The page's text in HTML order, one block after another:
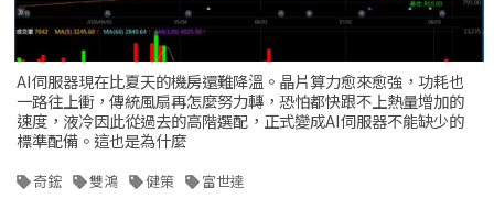
AI伺服器現在比夏天的機房還難降溫。晶片算力愈來愈強，功耗也
一路往上衝，傳統風扇再怎麼努力轉，恐怕都快跟不上熱量增加的
速度，液冷因此從過去的高階選配，正式變成AI伺服器不能缺少的
標準配備。這也是為什麼
奇鋐 雙鴻 健策 富世達